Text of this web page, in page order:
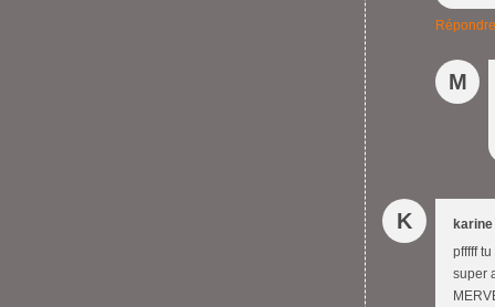
Répondre
M
K
karine
pfffff
super